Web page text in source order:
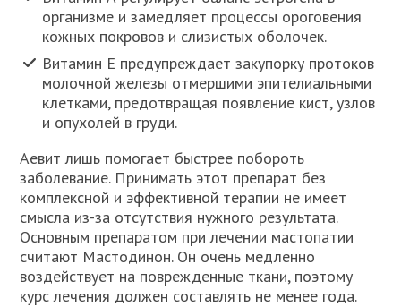
организме и замедляет процессы ороговения
кожных покровов и слизистых оболочек.
Витамин Е предупреждает закупорку протоков
молочной железы отмершими эпителиальными
клетками, предотвращая появление кист, узлов
и опухолей в груди.
Аевит лишь помогает быстрее побороть
заболевание. Принимать этот препарат без
комплексной и эффективной терапии не имеет
смысла из-за отсутствия нужного результата.
Основным препаратом при лечении мастопатии
считают Мастодинон. Он очень медленно
воздействует на поврежденные ткани, поэтому
курс лечения должен составлять не менее года.